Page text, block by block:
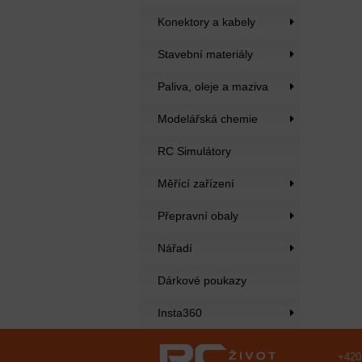
Konektory a kabely
Stavební materiály
Paliva, oleje a maziva
Modelářská chemie
RC Simulátory
Měřící zařízení
Přepravní obaly
Nářadí
Dárkové poukazy
Insta360